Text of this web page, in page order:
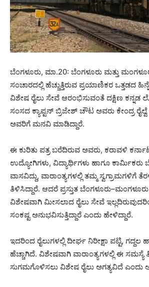
ಬೆಂಗಳೂರು, ಮಾ.20: ಬೆಂಗಳೂರು ಮತ್ತು
ಸಂಚಾರದಲ್ಲಿ ಹೆಚ್ಚುತ್ತಿರುವ ಪ್ರಯಾಣಿಕರ ಒತ್ತಡದ
ವಿಶೇಷ ರೈಲು ಸೇವೆ ಆರಂಭಿಸುವಂತೆ ದಕ್ಷಿಣ ಕನ್ನಡ
ಸಂಸದ ಕ್ಯಾಪ್ಟನ್ ಬ್ರಿಜೇಶ್ ಚೌಟ ಅವರು ಕೇಂದ್ರ
ಅವರಿಗೆ ಮನವಿ ಮಾಡಿದ್ದಾರೆ.
ಈ ಕುರಿತು ಪತ್ರ ಬರೆದಿರುವ ಅವರು, ಕರಾವಳಿ
ಉದ್ಯೋಗಿಗಳು, ವಿದ್ಯಾರ್ಥಿಗಳು ಹಾಗೂ ಕಾರ್ಮಿಕರು
ವಾಸವಿದ್ದು, ವಾರಾಂತ್ಯಗಳಲ್ಲಿ ತಮ್ಮ ಸ್ವಗ್ರಾಮಗಳಿಗೆ
ತಿಳಿಸಿದ್ದಾರೆ. ಆದರೆ ಪ್ರಸ್ತುತ ಬೆಂಗಳೂರು–ಮಂಗಳೂರು
ವಿಶೇಷವಾಗಿ ಮೀಸಲಾದ ರೈಲು ಸೇವೆ
ಸಂಕಷ್ಟ ಅನುಭವಿಸುತ್ತಿದ್ದಾರೆ ಎಂದು ಹೇಳಿದ್ದಾರೆ.
ಇದರಿಂದ ರೈಲುಗಳಲ್ಲಿ ದೀರ್ಘ ನಿರೀಕ್ಷಾ ಪಟ್ಟಿ,
ಹೆಚ್ಚಾಗಿದೆ. ವಿಶೇಷವಾಗಿ ವಾರಾಂತ್ಯಗಳಲ್ಲಿ ಈ ಸಮಸ್ಯೆ
ಸುಗಮಗೊಳಿಸಲು ವಿಶೇಷ ರೈಲು ಅಗತ್ಯವಿದೆ ಎಂದು